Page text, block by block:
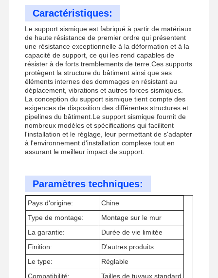
À La Maison Vidéos
À Propos De
Caractéristiques:
Le support sismique est fabriqué à partir de matériaux
de haute résistance de premier ordre qui présentent
une résistance exceptionnelle à la déformation et à la
capacité de support, ce qui les rend capables de
résister à de forts tremblements de terre.Ces supports
protègent la structure du bâtiment ainsi que ses
éléments internes des dommages en résistant au
déplacement, vibrations et autres forces sismiques.
La conception du support sismique tient compte des
exigences de disposition des différentes structures et
pipelines du bâtiment.Le support sismique fournit de
nombreux modèles et spécifications qui facilitent
l'installation et le réglage, leur permettant de s'adapter
à l'environnement d'installation complexe tout en
assurant le meilleur impact de support.
Paramètres techniques:
Pays d'origine:
Chine
Type de montage:
Montage sur le mur
La garantie:
Durée de vie limitée
Finition:
D'autres produits
Le type:
Réglable
Compatibilité:
Tailles de tuyaux standard